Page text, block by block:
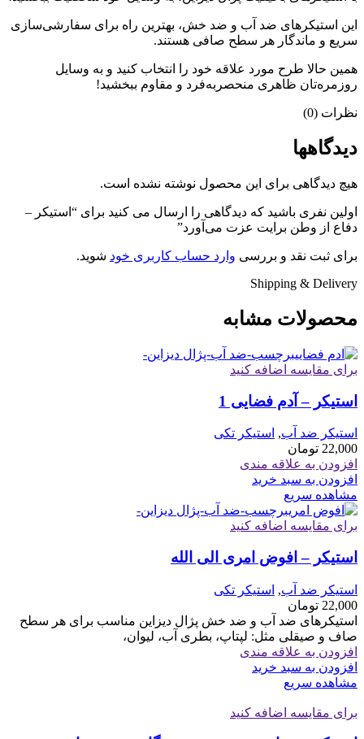
این استیکرهای ضد آب و ضد خش، بهترین راه برای سفارشی‌سازی
سریع و ماندگار هر سطح صافی هستند.
همین حالا طرح مورد علاقه خود را انتخاب کنید و به وسایل
روزمره‌تان ظاهری منحصربه‌فرد و مقاوم ببخشید!
نظرات (0)
دیدگاهها
هیچ دیدگاهی برای این محصول نوشته نشده است.
اولین نفری باشید که دیدگاهی را ارسال می کنید برای “استیکر –
دفاع از وطن برایت عزت می‌آورد”
برای ثبت نقد و بررسی وارد حساب کاربری خود شوید.
Shipping & Delivery
محصولات مشابه
برای مقایسه اضافه کنید
استیکر – آدم فضایی 1
استیکر ضد آب, استیکر تکی
22,000 تومان
افزودن به علاقه مندی
افزودن به سبد خرید
مشاهده سریع
برای مقایسه اضافه کنید
استیکر – افوض امری الی الله
استیکر ضد آب, استیکر تکی
22,000 تومان
استیکرهای ضد آب و ضد خش پژال دیزاین مناسب برای هر سطح
صاف و صیقلی مثل: لپتاپ، بطری آب، لیوان،
افزودن به علاقه مندی
افزودن به سبد خرید
مشاهده سریع
برای مقایسه اضافه کنید